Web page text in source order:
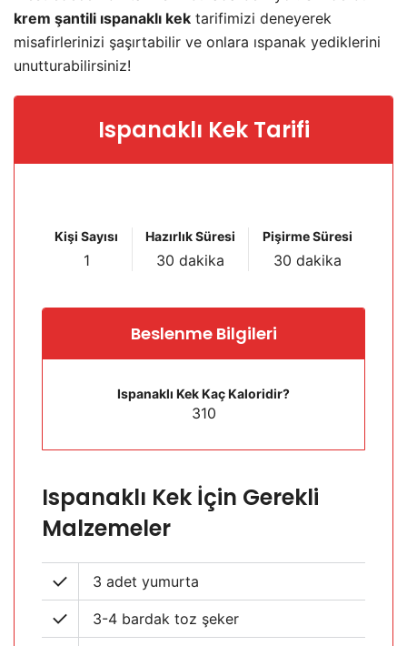
krem şantili ıspanaklı kek tarifimizi deneyerek
misafirlerinizi şaşırtabilir ve onlara ıspanak yediklerini
unutturabilirsiniz!
Ispanaklı Kek Tarifi
Kişi Sayısı
1
Hazırlık Süresi
30 dakika
Pişirme Süresi
30 dakika
Beslenme Bilgileri
Ispanaklı Kek Kaç Kaloridir?
310
Ispanaklı Kek İçin Gerekli
Malzemeler
3 adet yumurta
3-4 bardak toz şeker